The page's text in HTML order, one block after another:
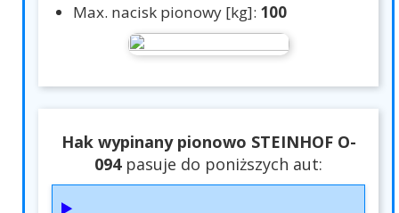
Max. nacisk pionowy [kg]: 100
Hak wypinany pionowo STEINHOF O-
094pasuje do poniższych aut: